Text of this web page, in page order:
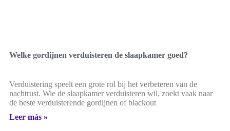
Welke gordijnen verduisteren de slaapkamer goed?
Verduistering speelt een grote rol bij het verbeteren van de
nachtrust. Wie de slaapkamer verduisteren wil, zoekt vaak naar
de beste verduisterende gordijnen of blackout
Leer más »